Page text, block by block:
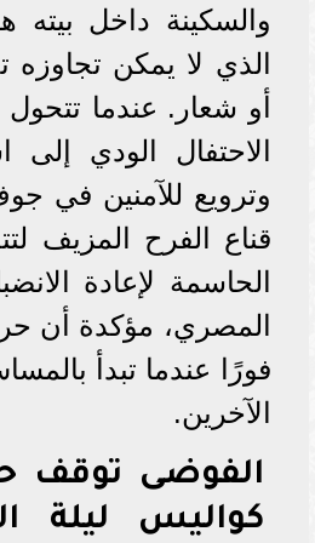
والسكينة داخل بيته
الذي لا يمكن
أو شعار. عندما تتحول
الاحتفال الودي إلى
وترويع للآمنين في
قناع الفرح المزيف
الحاسمة لإعادة
المصري، مؤكدة أن
فورًا عندما تبدأ
الآخرين.
الفوضى توقف
كواليس ليلة